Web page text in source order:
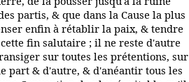
partis, & que dans la Cause la plus
enfin à rétablir la paix, & tendre
fin salutaire ; il ne reste d'autre
sur toutes les prétentions, sur
part & d'autre, & d'anéantir tous les